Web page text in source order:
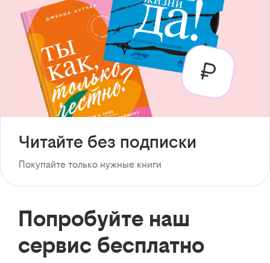
Читайте без подписки
Покупайте только нужные книги
Попробуйте наш
сервис бесплатно